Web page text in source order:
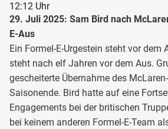
12:12 Uhr
29. Juli 2025: Sam Bird nach
E-Aus
Ein Formel-E-Urgestein steht vor dem
steht nach elf Jahren vor dem Aus.
gescheiterte Übernahme des
Saisonende. Bird hatte auf eine
Engagements bei der britischen
bei keinem anderen Formel-E-Team